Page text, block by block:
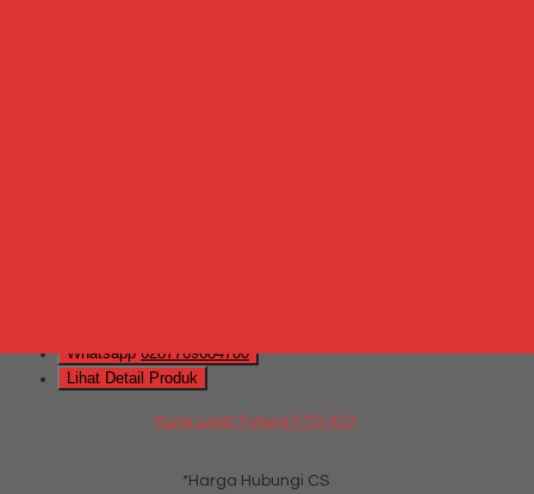
Whatsapp 6287769684700
Lihat Detail Produk
Kursi Lipat Futura FTR 407
*Harga Hubungi CS